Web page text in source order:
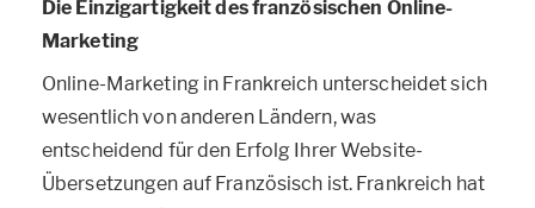
Die Einzigartigkeit des französischen Online-
Marketing
Online-Marketing in Frankreich unterscheidet sich
wesentlich von anderen Ländern, was
entscheidend für den Erfolg Ihrer Website-
Übersetzungen auf Französisch ist. Frankreich hat